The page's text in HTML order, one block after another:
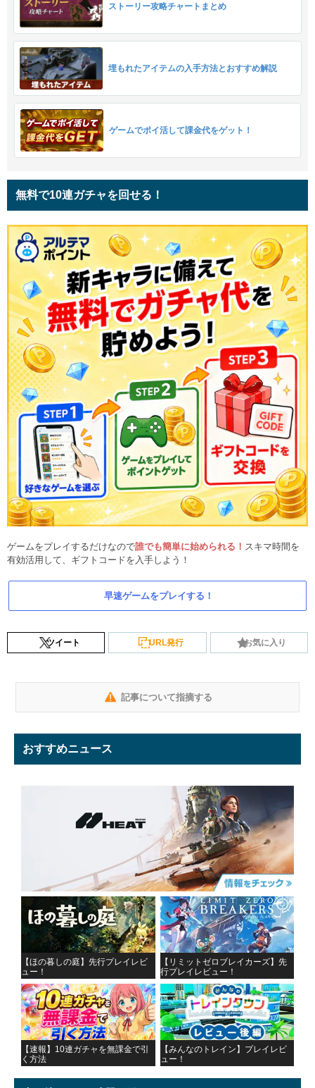
ストーリー攻略チャートまとめ
埋もれたアイテムの入手方法とおすすめ解説
ゲームでポイ活して課金代をゲット！
無料で10連ガチャを回せる！
ゲームをプレイするだけなので誰でも簡単に始められる！ スキマ時間を
有効活用して、ギフトコードを入手しよう！
早速ゲームをプレイする！
ツイート URL発行 お気に入り
記事について指摘する
おすすめニュース
【ほの暮しの庭】先行プレイレビ
ュー！
【リミットゼロブレイカーズ】先
行プレイレビュー！
【速報】10連ガチャを無課金で引
く方法
【みんなのトレイン】プレイレビ
ュー！